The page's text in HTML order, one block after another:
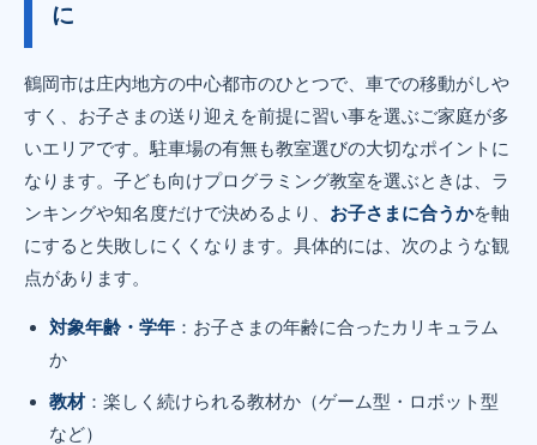
に
鶴岡市は庄内地方の中心都市のひとつで、車での移動がしや
すく、お子さまの送り迎えを前提に習い事を選ぶご家庭が多
いエリアです。駐車場の有無も教室選びの大切なポイントに
なります。子ども向けプログラミング教室を選ぶときは、ラ
ンキングや知名度だけで決めるより、 お子さまに合うかを軸
にすると失敗しにくくなります。具体的には、次のような観
点があります。
対象年齢・学年 ：お子さまの年齢に合ったカリキュラム
か
教材：楽しく続けられる教材か（ゲーム型・ロボット型
など）